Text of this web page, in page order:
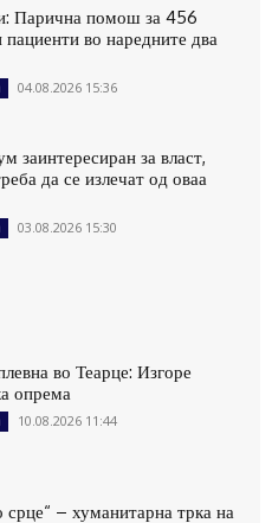
Парична помош за 456
во наредните два
04.08.2026 15:36
заинтересиран за власт,
да се излечат од оваа
03.08.2026 15:30
во Теарце: Изгоре
опрема
10.08.2026 11:44
срце“ – хуманитарна трка на